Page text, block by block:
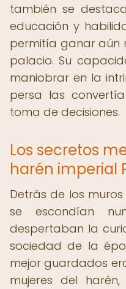
también se
educación y
permitía ganar aún
palacio. Su
maniobrar en la
persa las
toma de decisiones.
Los secretos
harén imperial
Detrás de los
se escondían
despertaban la
sociedad de la
mejor guardados
mujeres del harén,